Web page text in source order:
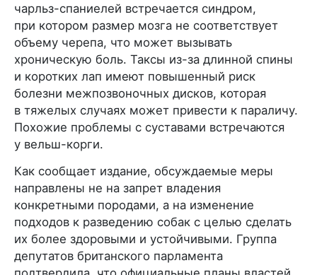
чарльз-спаниелей встречается синдром,
при котором размер мозга не соответствует
объему черепа, что может вызывать
хроническую боль. Таксы из-за длинной спины
и коротких лап имеют повышенный риск
болезни межпозвоночных дисков, которая
в тяжелых случаях может привести к параличу.
Похожие проблемы с суставами встречаются
у вельш-корги.
Как сообщает издание, обсуждаемые меры
направлены не на запрет владения
конкретными породами, а на изменение
подходов к разведению собак с целью сделать
их более здоровыми и устойчивыми. Группа
депутатов британского парламента